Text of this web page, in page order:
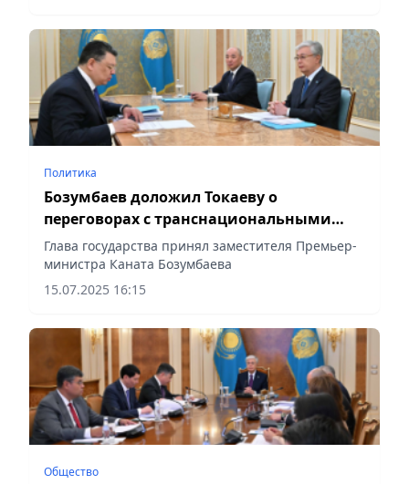
Политика
Бозумбаев доложил Токаеву о
переговорах с транснациональными
компаниями
Глава государства принял заместителя Премьер-
министра Каната Бозумбаева
15.07.2025 16:15
Общество